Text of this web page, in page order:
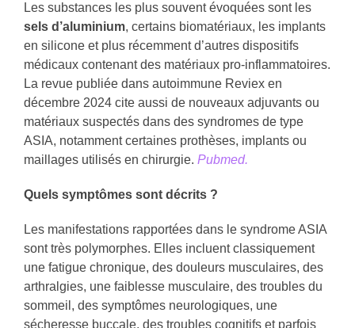
Les substances les plus souvent évoquées sont les
sels d’aluminium, certains biomatériaux, les implants
en silicone et plus récemment d’autres dispositifs
médicaux contenant des matériaux pro-inflammatoires.
La revue publiée dans autoimmune Reviex en
décembre 2024 cite aussi de nouveaux adjuvants ou
matériaux suspectés dans des syndromes de type
ASIA, notamment certaines prothèses, implants ou
maillages utilisés en chirurgie. Pubmed.
Quels symptômes sont décrits ?
Les manifestations rapportées dans le syndrome ASIA
sont très polymorphes. Elles incluent classiquement
une fatigue chronique, des douleurs musculaires, des
arthralgies, une faiblesse musculaire, des troubles du
sommeil, des symptômes neurologiques, une
sécheresse buccale, des troubles cognitifs et parfois